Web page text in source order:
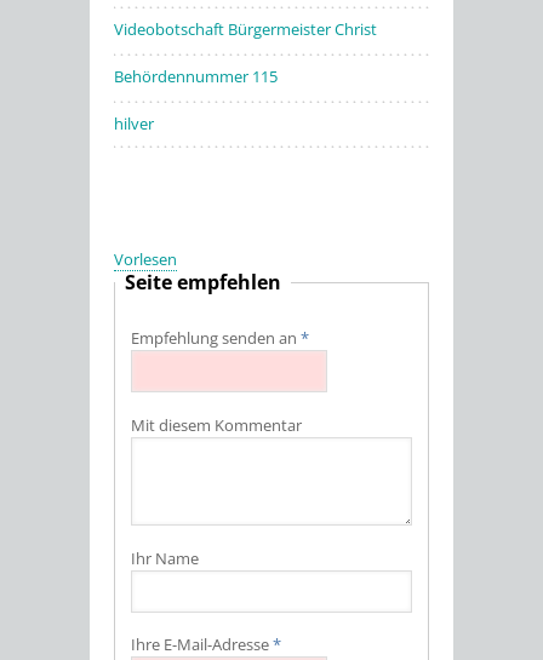
Videobotschaft Bürgermeister Christ
Behördennummer 115
hilver
Vorlesen
Seite empfehlen
Empfehlung senden an *
Mit diesem Kommentar
Ihr Name
Ihre E-Mail-Adresse*